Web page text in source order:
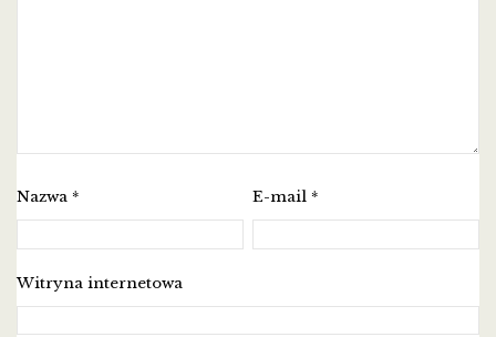
Nazwa * E-mail *
Witryna internetowa